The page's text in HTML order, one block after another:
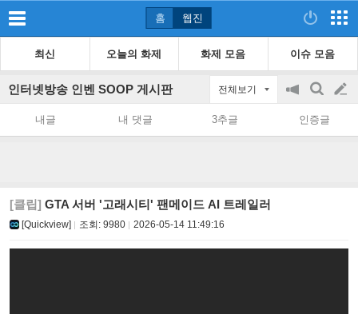
홈 웹진
최신 오늘의 화제 화제 모음 이슈 모음
인터넷방송 인벤 SOOP 게시판 전체보기
공
on/off
검
색
글
쓰
내글 내 댓글 3추글 인증글
[클립] GTA 서버 '고래시티' 팬메이드 AI 트레일러
[Quickview] 조회: 9980 2026-05-14 11:49:16